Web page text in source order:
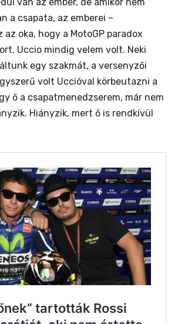
a csapata, az emberei –
az oka, hogy a MotoGP paradox
Uccio mindig velem volt. Neki
egy szakmát, a versenyzői
volt Uccióval körbeutazni a
ő a csapatmenedzserem, már nem
Hiányzik, mert ő is rendkívül